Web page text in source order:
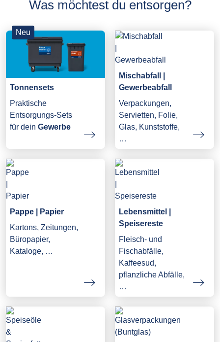
Was möchtest du entsorgen?
Neu
Tonnensets
Praktische
Entsorgungs-Sets
für dein Gewerbe
Mischabfall |
Gewerbeabfall
Verpackungen,
Servietten, Folie,
Glas, Kunststoffe,
…
Pappe | Papier
Kartons, Zeitungen,
Büropapier,
Kataloge, …
Lebensmittel |
Speisereste
Fleisch- und
Fischabfälle,
Kaffeesud,
pflanzliche Abfälle,
…